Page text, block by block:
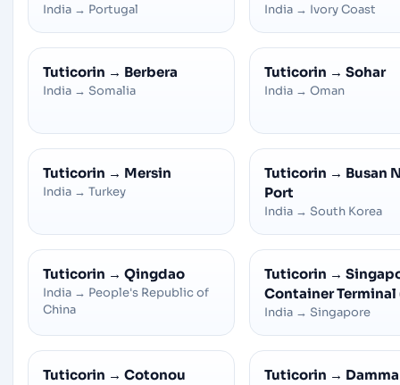
India → Portugal India → Ivory Coast
Tuticorin → Berbera
India → Somalia
Tuticorin → Sohar
India → Oman
Tuticorin → Mersin
India → Turkey
Tuticorin → Busan
Port
India → South Korea
Tuticorin → Qingdao
India → People's Republic of
China
Tuticorin →
Container Terminal
India → Singapore
Tuticorin → Cotonou Tuticorin →